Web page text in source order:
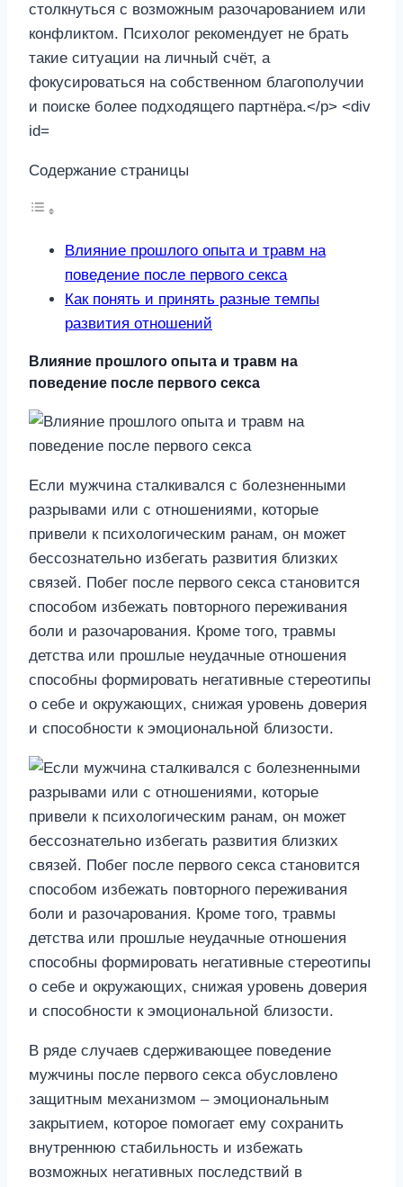
Содержание страницы
Влияние прошлого опыта и травм на
поведение после первого секса
Как понять и принять разные темпы
развития отношений
Влияние прошлого опыта и травм на
поведение после первого секса
Если мужчина сталкивался с болезненными
разрывами или с отношениями, которые
привели к психологическим ранам, он может
бессознательно избегать развития близких
связей. Побег после первого секса становится
способом избежать повторного переживания
боли и разочарования. Кроме того, травмы
детства или прошлые неудачные отношения
способны формировать негативные стереотипы
о себе и окружающих, снижая уровень доверия
и способности к эмоциональной близости.
В ряде случаев сдерживающее поведение
мужчины после первого секса обусловлено
защитным механизмом – эмоциональным
закрытием, которое помогает ему сохранить
внутреннюю стабильность и избежать
возможных негативных последствий в